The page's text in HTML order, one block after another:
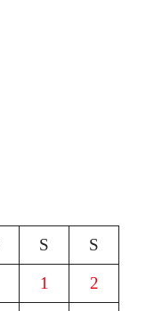
S S
1 2